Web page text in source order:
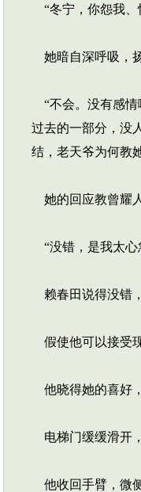
“冬宁，你怨我、
她暗自深呼吸，
“不会。没有感情
过去的一部分，没
结，老天爷为何教
她的回应教曾耀
“没错，是我太心
赖春田说得没错
假使他可以接受
他晓得她的喜好
电梯门缓缓滑开
他收回手臂，微